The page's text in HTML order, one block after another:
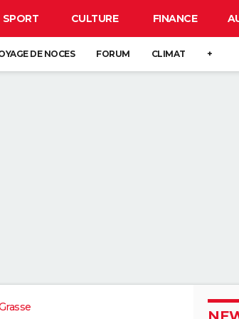
SPORT CULTURE FINANCE
DE NOCES FORUM CLIMAT +